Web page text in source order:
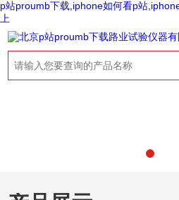
p站proumb下载,iphone如何看p站
上